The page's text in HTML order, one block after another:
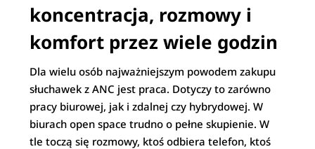
koncentracja, rozmowy i
komfort przez wiele godzin
Dla wielu osób najważniejszym powodem zakupu
słuchawek z ANC jest praca. Dotyczy to zarówno
pracy biurowej, jak i zdalnej czy hybrydowej. W
biurach open space trudno o pełne skupienie. W
tle toczą się rozmowy, ktoś odbiera telefon, ktoś